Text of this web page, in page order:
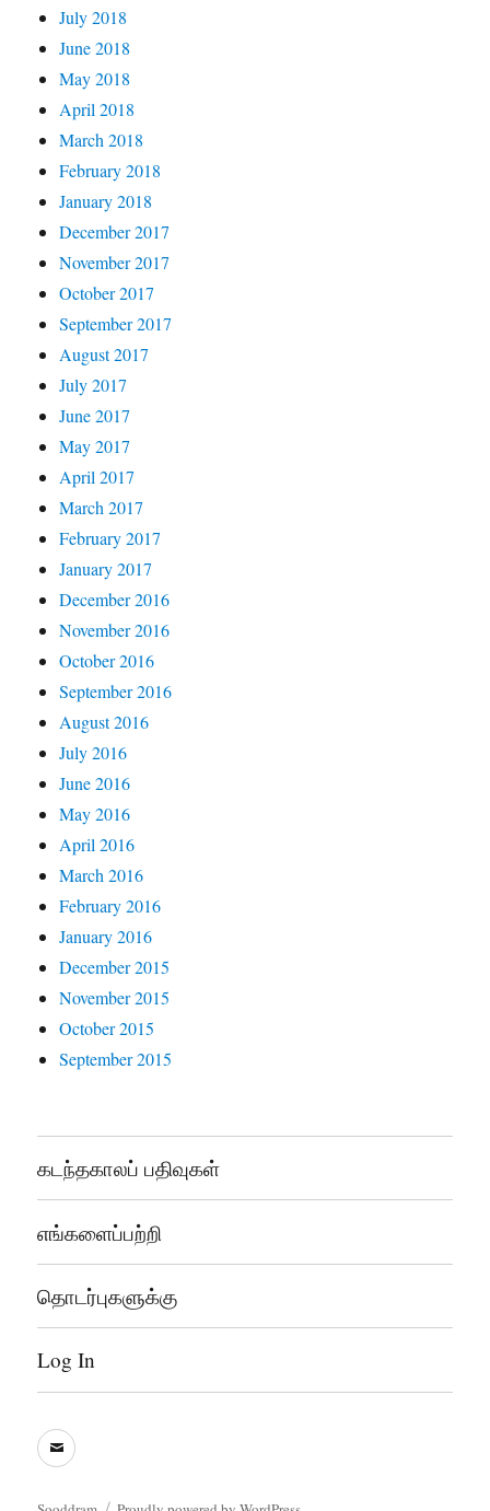
July 2018
June 2018
May 2018
April 2018
March 2018
February 2018
January 2018
December 2017
November 2017
October 2017
September 2017
August 2017
July 2017
June 2017
May 2017
April 2017
March 2017
February 2017
January 2017
December 2016
November 2016
October 2016
September 2016
August 2016
July 2016
June 2016
May 2016
April 2016
March 2016
February 2016
January 2016
December 2015
November 2015
October 2015
September 2015
கடந்தகாலப் பதிவுகள்
எங்களைப்பற்றி
தொடர்புகளுக்கு
Log In
sooddram@gmail.com